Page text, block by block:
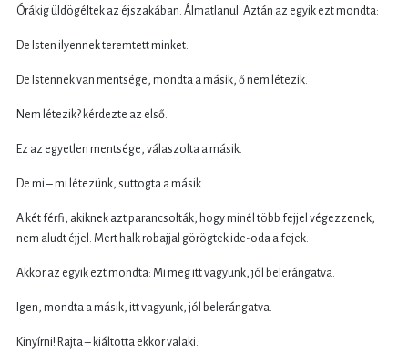
Órákig üldögéltek az éjszakában. Álmatlanul. Aztán az egyik ezt mondta:
De Isten ilyennek teremtett minket.
De Istennek van mentsége, mondta a másik, ő nem létezik.
Nem létezik? kérdezte az első.
Ez az egyetlen mentsége, válaszolta a másik.
De mi – mi létezünk, suttogta a másik.
A két férfi, akiknek azt parancsolták, hogy minél több fejjel végezzenek,
nem aludt éjjel. Mert halk robajjal görögtek ide-oda a fejek.
Akkor az egyik ezt mondta: Mi meg itt vagyunk, jól belerángatva.
Igen, mondta a másik, itt vagyunk, jól belerángatva.
Kinyírni! Rajta – kiáltotta ekkor valaki.